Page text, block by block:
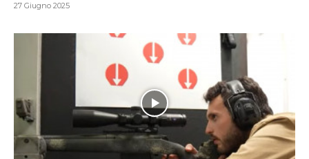
27 Giugno 2025